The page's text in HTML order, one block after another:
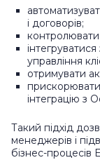
і договорів;
управління
отримувати
інтеграцію з
Такий підхід
менеджерів і
бізнес-процесів